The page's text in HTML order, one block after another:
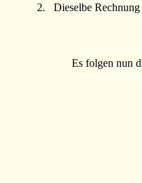
2.
Dieselbe
Es folgen nun